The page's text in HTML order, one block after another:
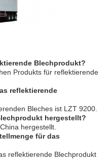
Blechprodukt?
Produkts für reflektierende
reflektierende
Bleches ist LZT 9200.
hergestellt?
hergestellt.
für das
reflektierende Blechprodukt